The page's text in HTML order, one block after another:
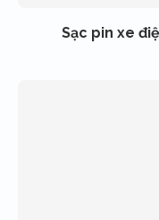
Sạc pin xe